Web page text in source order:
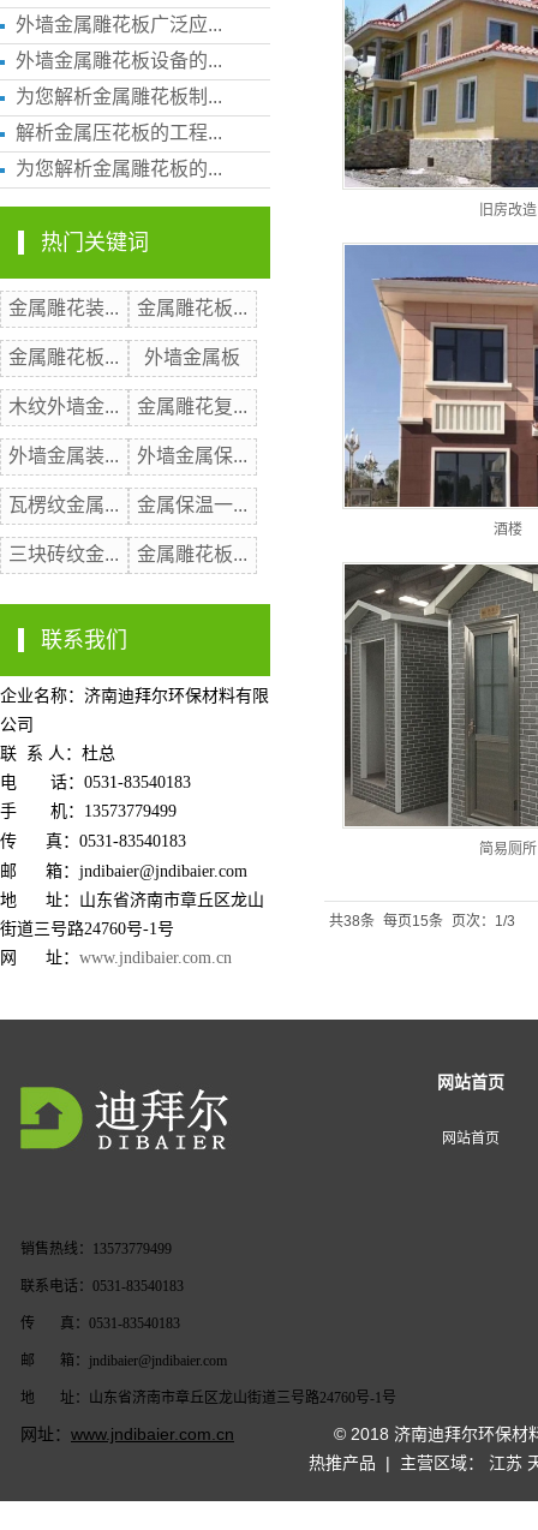
外墙金属雕花板广泛应...
外墙金属雕花板设备的...
为您解析金属雕花板制...
解析金属压花板的工程...
为您解析金属雕花板的...
热门关键词
金属雕花装... 金属雕花板...
金属雕花板... 外墙金属板
木纹外墙金... 金属雕花复...
外墙金属装... 外墙金属保...
瓦楞纹金属... 金属保温一...
三块砖纹金... 金属雕花板...
联系我们
企业名称：济南迪拜尔环保材料有限
公司
联 系 人：杜总
电 话：0531-83540183
手 机：13573779499
传 真：0531-83540183
邮 箱：jndibaier@jndibaier.com
地 址：山东省济南市章丘区龙山
街道三号路24760号-1号
网 址： www.jndibaier.com.cn
旧房改造
酒楼
简易厕所
共38条 每页15条 页次：1/3
销售热线：13573779499
联系电话：0531-83540183
传 真：0531-83540183
邮 箱：jndibaier@jndibaier.com
地 址：山东省济南市章丘区龙山街道三号路24760号-1号
网址： www.jndibaier.com.cn
网站首页
网站首页
© 2018 济南迪拜尔环保材
热推产品 | 主营区域： 江苏